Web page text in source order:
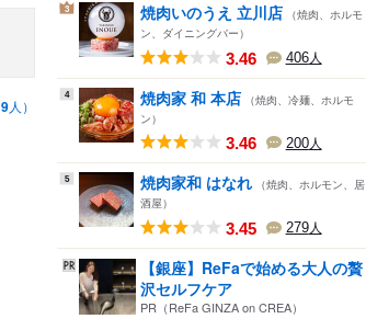
9人）
3 焼肉いのうえ 立川店 （焼肉、ホルモ
ン、ダイニングバー）
3.46 406人
4 焼肉家 和 本店 （焼肉、冷麺、ホルモ
ン）
3.46 200人
5 焼肉家和 はなれ （焼肉、ホルモン、居
酒屋）
3.45 279人
【銀座】ReFaで始める大人の贅
沢セルフケア
PR（ReFa GINZA on CREA）